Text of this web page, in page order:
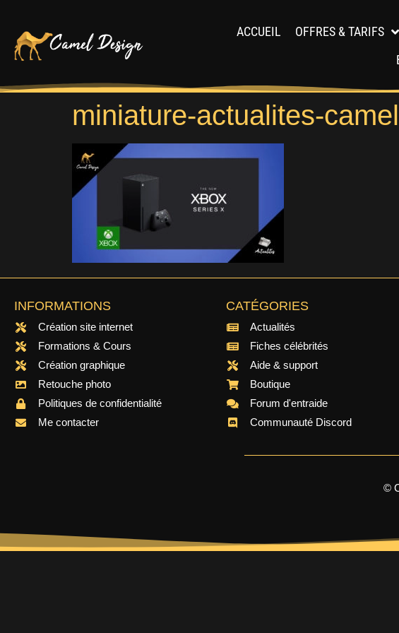
ACCUEIL OFFRES & TARIFS
miniature-actualites-
INFORMATIONS
Création site internet
Formations & Cours
Création graphique
Retouche photo
Politiques de confidentialité
Me contacter
CATÉGORIES
Actualités
Fiches célébrités
Aide & support
Boutique
Forum d'entraide
Communauté Discord
©